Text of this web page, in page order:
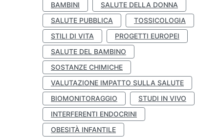
BAMBINI
SALUTE DELLA DONNA
SALUTE PUBBLICA
TOSSICOLOGIA
STILI DI VITA
PROGETTI EUROPEI
SALUTE DEL BAMBINO
SOSTANZE CHIMICHE
VALUTAZIONE IMPATTO SULLA SALUTE
BIOMONITORAGGIO
STUDI IN VIVO
INTERFERENTI ENDOCRINI
OBESITÀ INFANTILE